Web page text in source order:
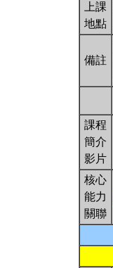
上課
地點
備註
課程
簡介
影片
核心
能力
關聯